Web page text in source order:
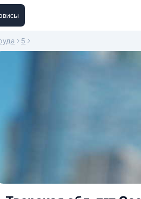
5